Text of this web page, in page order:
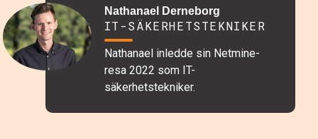
Nathanael Derneborg
IT-SÄKERHETSTEKNIKER
Nathanael inledde sin Netmine-
resa 2022 som IT-
säkerhetstekniker.